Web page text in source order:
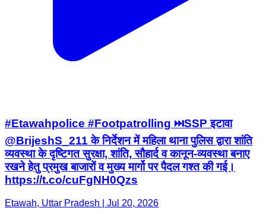
#Etawahpolice #Footpatrolling ⏭️SSP इटावा
@BrijeshS_211 के निर्देशन में महिला थाना पुलिस द्वारा शांति
व्यवस्था के दृष्टिगत सुरक्षा, शांति, सौहार्द व कानून-व्यवस्था बनाए
रखने हेतु प्रमुख बाजारों व मुख्य मार्गो पर पैदल गश्त की गई।
https://t.co/cuFgNH0Qzs
Etawah, Uttar Pradesh | Jul 20, 2026